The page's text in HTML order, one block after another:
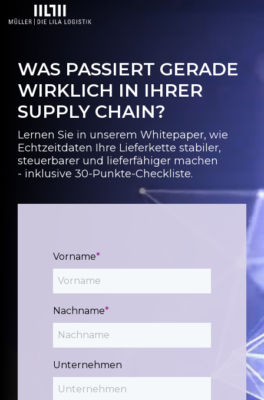
the
WAS PASSIERT GERADE
WIRKLICH IN IHRER
SUPPLY CHAIN?
Lernen Sie in unserem Whitepaper, wie
Echtzeitdaten Ihre Lieferkette stabiler,
steuerbarer und lieferfähiger machen
- inklusive 30-Punkte-Checkliste.
Vorname*
Nachname*
Unternehmen